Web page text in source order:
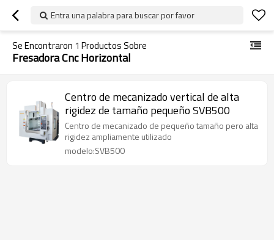
Entra una palabra para buscar por favor
Se Encontraron 1 Productos Sobre
Fresadora Cnc Horizontal
Centro de mecanizado vertical de alta
rigidez de tamaño pequeño SVB500
Centro de mecanizado de pequeño tamaño pero alta
rigidez ampliamente utilizado
modelo:SVB500